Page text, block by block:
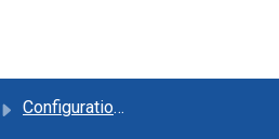
Configuration et Personnalisation